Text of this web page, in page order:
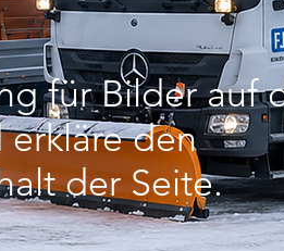
für Bilder auf
erkläre den
der Seite.